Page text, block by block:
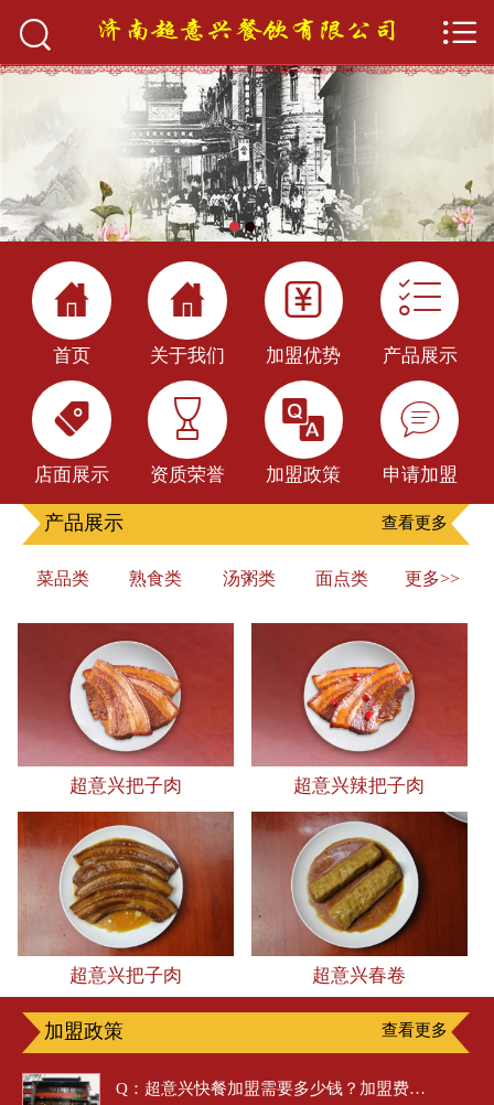
 首页
关于我们
产品展示
加盟优势
加盟政策
新闻中心
餐饮百科
申请加盟



首页

关于我们

加盟优势

产品展示

店面展示

资质荣誉

加盟政策

申请加盟
产品展示 查看更多
菜品类 熟食类 汤粥类 面点类 更多>>
超意兴把子肉 超意兴辣把子肉
超意兴把子肉 超意兴春卷
加盟政策 查看更多
Q：超意兴快餐加盟需要多少钱？加盟费明细及盈利分析